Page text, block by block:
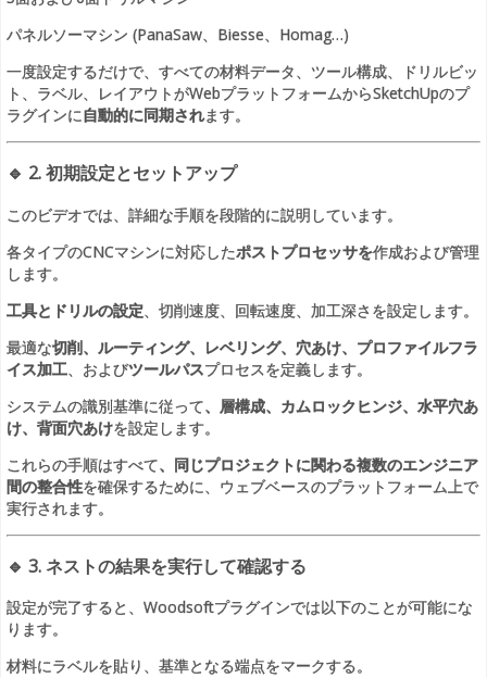
パネルソーマシン (PanaSaw、Biesse、Homag…)
一度設定するだけで、すべての材料データ、ツール構成、ドリルビッ
ト、ラベル、レイアウトがWebプラットフォームからSketchUpのプ
ラグインに自動的に同期されます。
🔹 2. 初期設定とセットアップ
このビデオでは、詳細な手順を段階的に説明しています。
各タイプのCNCマシンに対応したポストプロセッサを作成および管理
します。
工具とドリルの設定、切削速度、回転速度、加工深さを設定します。
最適な切削、ルーティング、レベリング、穴あけ、プロファイルフラ
イス加工、およびツールパスプロセスを定義します。
システムの識別基準に従って、層構成、カムロックヒンジ、水平穴あ
け、背面穴あけを設定します。
これらの手順はすべて、同じプロジェクトに関わる複数のエンジニア
間の整合性を確保するために、ウェブベースのプラットフォーム上で
実行されます。
🔹 3. ネストの結果を実行して確認する
設定が完了すると、Woodsoftプラグインでは以下のことが可能にな
ります。
材料にラベルを貼り、基準となる端点をマークする。